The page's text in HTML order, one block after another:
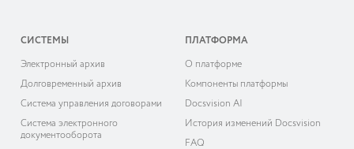
СИСТЕМЫ
Электронный архив
Долговременный архив
Система управления договорами
Система электронного
документооборота
ПЛАТФОРМА
О платформе
Компоненты платформы
Docsvision AI
История изменений Docsvision
FAQ